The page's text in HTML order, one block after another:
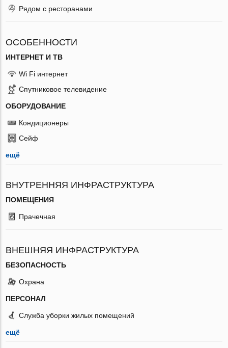
Рядом с ресторанами
ОСОБЕННОСТИ
ИНТЕРНЕТ И ТВ
Wi Fi интернет
Спутниковое телевидение
ОБОРУДОВАНИЕ
Кондиционеры
Сейф
ещё
ВНУТРЕННЯЯ ИНФРАСТРУКТУРА
ПОМЕЩЕНИЯ
Прачечная
ВНЕШНЯЯ ИНФРАСТРУКТУРА
БЕЗОПАСНОСТЬ
Охрана
ПЕРСОНАЛ
Служба уборки жилых помещений
ещё